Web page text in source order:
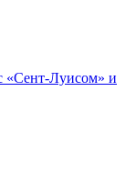
«Сент-Луисом» и